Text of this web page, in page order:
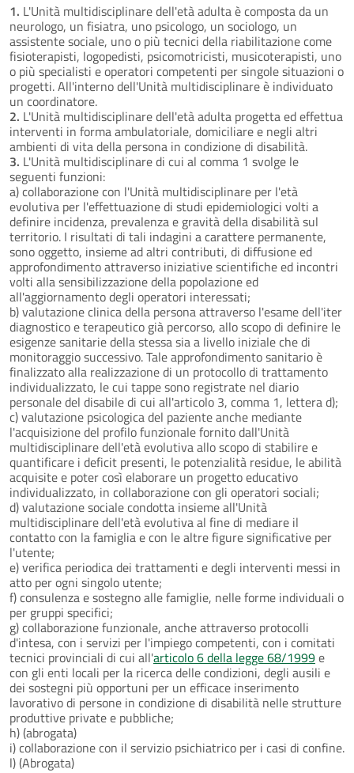
1. L'Unità multidisciplinare dell'età adulta è composta da un
neurologo, un fisiatra, uno psicologo, un sociologo, un
assistente sociale, uno o più tecnici della riabilitazione come
fisioterapisti, logopedisti, psicomotricisti, musicoterapisti, uno
o più specialisti e operatori competenti per singole situazioni o
progetti. All'interno dell'Unità multidisciplinare è individuato
un coordinatore.
2. L'Unità multidisciplinare dell'età adulta progetta ed effettua
interventi in forma ambulatoriale, domiciliare e negli altri
ambienti di vita della persona in condizione di disabilità.
3. L'Unità multidisciplinare di cui al comma 1 svolge le
seguenti funzioni:
a) collaborazione con l'Unità multidisciplinare per l'età
evolutiva per l'effettuazione di studi epidemiologici volti a
definire incidenza, prevalenza e gravità della disabilità sul
territorio. I risultati di tali indagini a carattere permanente,
sono oggetto, insieme ad altri contributi, di diffusione ed
approfondimento attraverso iniziative scientifiche ed incontri
volti alla sensibilizzazione della popolazione ed
all'aggiornamento degli operatori interessati;
b) valutazione clinica della persona attraverso l'esame dell'iter
diagnostico e terapeutico già percorso, allo scopo di definire le
esigenze sanitarie della stessa sia a livello iniziale che di
monitoraggio successivo. Tale approfondimento sanitario è
finalizzato alla realizzazione di un protocollo di trattamento
individualizzato, le cui tappe sono registrate nel diario
personale del disabile di cui all'articolo 3, comma 1, lettera d);
c) valutazione psicologica del paziente anche mediante
l'acquisizione del profilo funzionale fornito dall'Unità
multidisciplinare dell'età evolutiva allo scopo di stabilire e
quantificare i deficit presenti, le potenzialità residue, le abilità
acquisite e poter così elaborare un progetto educativo
individualizzato, in collaborazione con gli operatori sociali;
d) valutazione sociale condotta insieme all'Unità
multidisciplinare dell'età evolutiva al fine di mediare il
contatto con la famiglia e con le altre figure significative per
l'utente;
e) verifica periodica dei trattamenti e degli interventi messi in
atto per ogni singolo utente;
f) consulenza e sostegno alle famiglie, nelle forme individuali o
per gruppi specifici;
g) collaborazione funzionale, anche attraverso protocolli
d'intesa, con i servizi per l'impiego competenti, con i comitati
tecnici provinciali di cui all'articolo 6 della legge 68/1999e
con gli enti locali per la ricerca delle condizioni, degli ausili e
dei sostegni più opportuni per un efficace inserimento
lavorativo di persone in condizione di disabilità nelle strutture
produttive private e pubbliche;
h) (abrogata)
i) collaborazione con il servizio psichiatrico per i casi di confine.
l) (Abrogata)